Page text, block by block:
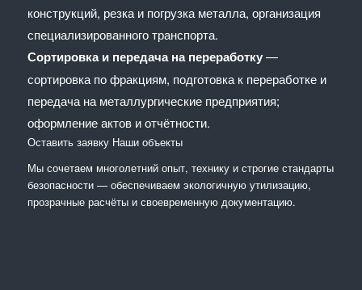
конструкций, резка и погрузка металла, организация
специализированного транспорта.
Сортировка и передача на переработку—
сортировка по фракциям, подготовка к переработке и
передача на металлургические предприятия;
оформление актов и отчётности.
Оставить заявку Наши объекты
Мы сочетaем многолетний опыт, технику и строгие стандарты
безопасности — обеспечиваем экологичную утилизацию,
прозрачные расчёты и своевременную документацию.